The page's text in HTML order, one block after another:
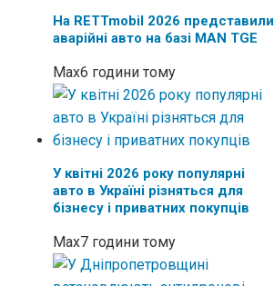
На RETTmobil 2026 представили
аварійні авто на базі MAN TGE
Max6 години тому
У квітні 2026 року популярні
авто в Україні різняться для
бізнесу і приватних покупців
Max7 години тому